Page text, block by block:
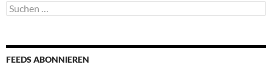
Suchen
nach:
FEEDS ABONNIEREN